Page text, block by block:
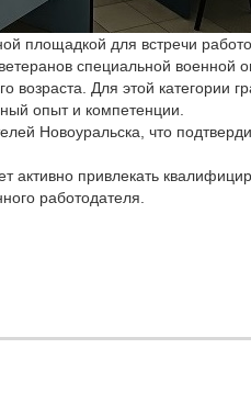
площадкой для встречи
специальной военной
возраста. Для этой категории
опыт и компетенции.
Новоуральска, что
активно привлекать
работодателя.